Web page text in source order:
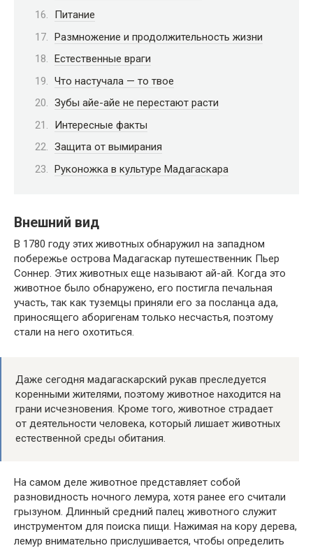
Питание
Размножение и продолжительность жизни
Естественные враги
Что настучала — то твое
Зубы айе-айе не перестают расти
Интересные факты
Защита от вымирания
Руконожка в культуре Мадагаскара
Внешний вид
В 1780 году этих животных обнаружил на западном
побережье острова Мадагаскар путешественник Пьер
Соннер. Этих животных еще называют ай-ай. Когда это
животное было обнаружено, его постигла печальная
участь, так как туземцы приняли его за посланца ада,
приносящего аборигенам только несчастья, поэтому
стали на него охотиться.
Даже сегодня мадагаскарский рукав преследуется
коренными жителями, поэтому животное находится на
грани исчезновения. Кроме того, животное страдает
от деятельности человека, который лишает животных
естественной среды обитания.
На самом деле животное представляет собой
разновидность ночного лемура, хотя ранее его считали
грызуном. Длинный средний палец животного служит
инструментом для поиска пищи. Нажимая на кору дерева,
лемур внимательно прислушивается, чтобы определить